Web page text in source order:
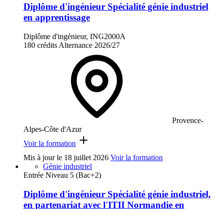
Diplôme d'ingénieur Spécialité génie industriel
en apprentissage
Diplôme d'ingénieur, ING2000A
180 crédits Alternance 2026/27
Provence-
Alpes-Côte d'Azur
Voir la formation
Mis à jour le 18 juillet 2026 Voir la formation
Génie industriel
Entrée Niveau 5 (Bac+2)
Diplôme d'ingénieur Spécialité génie industriel,
en partenariat avec l'ITII Normandie en